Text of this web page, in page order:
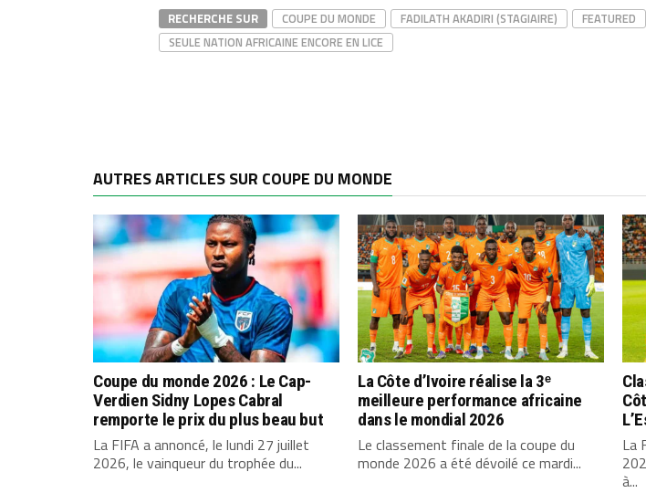
RECHERCHE SUR COUPE DU MONDE FADILATH AKADIRI (STAGIAIRE) FEATURED
SEULE NATION AFRICAINE ENCORE EN LICE
AUTRES ARTICLES SUR COUPE DU MONDE
Coupe du monde 2026 : Le Cap-
Verdien Sidny Lopes Cabral
remporte le prix du plus beau but
La FIFA a annoncé, le lundi 27 juillet
2026, le vainqueur du trophée du...
La Côte d’Ivoire réalise la 3ᵉ
meilleure performance africaine
dans le mondial 2026
Le classement finale de la coupe du
monde 2026 a été dévoilé ce mardi...
La
à...